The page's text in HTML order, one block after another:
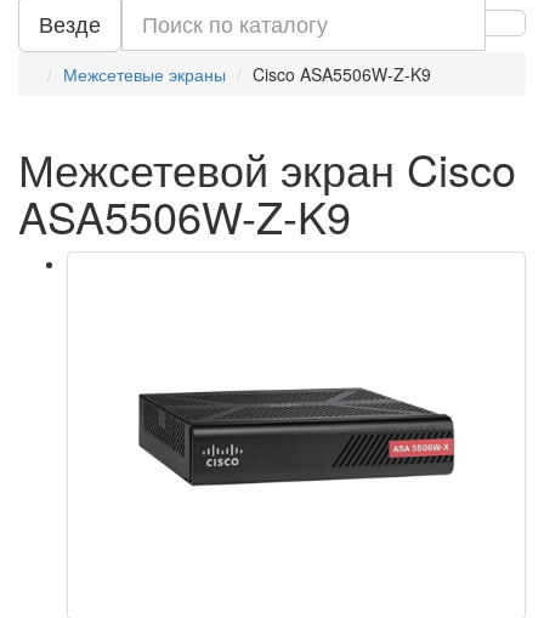
Везде
Межсетевые экраны Cisco ASA5506W-Z-K9
Межсетевой экран Cisco
ASA5506W-Z-K9